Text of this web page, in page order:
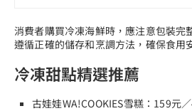
消費者購買冷凍海鮮時，應注意包裝完
遵循正確的儲存和烹調方法，確保食用
冷凍甜點精選推薦
古娃娃WA!COOKIES雪糕：159元